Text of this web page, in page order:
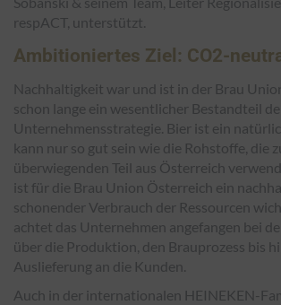
respACT, unterstützt.
Ambitioniertes Ziel: CO2-
Nachhaltigkeit war und ist in der Brau
schon lange ein wesentlicher Bestandteil
Unternehmensstrategie. Bier ist ein
kann nur so gut sein wie die Rohstoffe, die
überwiegenden Teil aus Österreich
ist für die Brau Union Österreich ein
schonender Verbrauch der Ressourcen
achtet das Unternehmen angefangen bei
über die Produktion, den Brauprozess bis
Auslieferung an die Kunden.
Auch in der internationalen HEINEKEN-